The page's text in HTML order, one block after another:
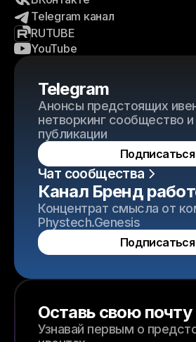
Telegram канал
RUTUBE
YouTube
Telegram
Анонсы предстоящих
нетворкинг сообщество и
публикации
Подписаться
Чат сообщества
Канал Бренд
Концентрат смысла от
Phystech.Genesis
Подписаться
Оставь свою почту
Узнавай первым о